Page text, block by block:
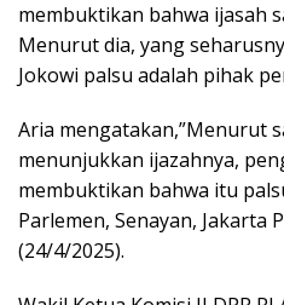
membuktikan bahwa ijasah
Menurut dia, yang
Jokowi palsu adalah pihak
Aria mengatakan,”Menurut
menunjukkan ijazahnya,
membuktikan bahwa itu
Parlemen, Senayan, Jakarta
(24/4/2025).